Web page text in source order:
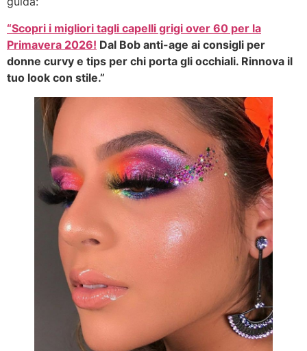
“Scopri i migliori tagli capelli grigi over 60 per la
Primavera 2026! Dal Bob anti-age ai consigli per
donne curvy e tips per chi porta gli occhiali. Rinnova il
tuo look con stile.”